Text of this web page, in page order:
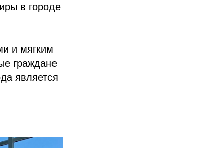
в городе
и мягким
граждане
является